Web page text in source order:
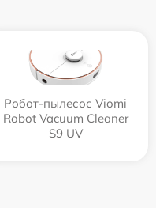
Робот-пылесос Viomi
Robot Vacuum Cleaner
S9 UV